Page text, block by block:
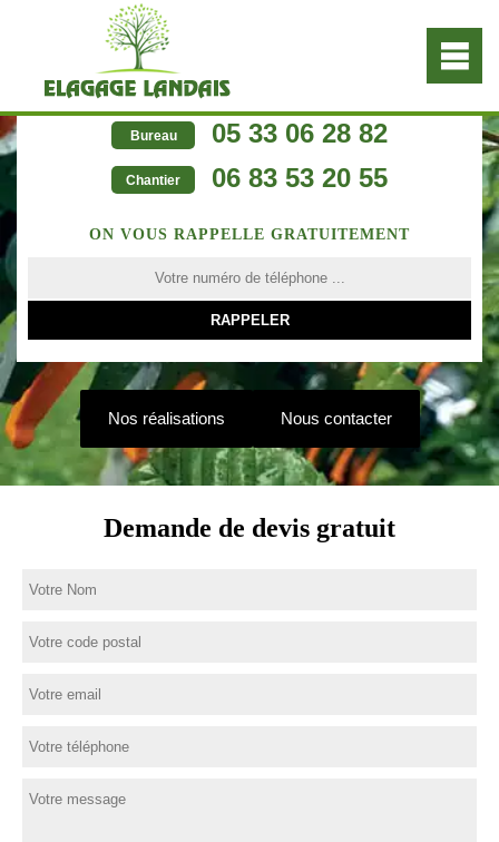
Bureau 05 33 06 28 82
Chantier 06 83 53 20 55
ON VOUS RAPPELLE GRATUITEMENT
Nos réalisations Nous contacter
Demande de devis gratuit